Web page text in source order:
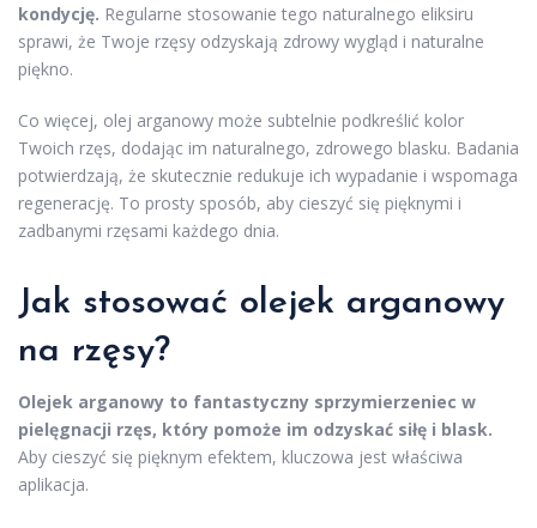
kondycję. Regularne stosowanie tego naturalnego eliksiru
sprawi, że Twoje rzęsy odzyskają zdrowy wygląd i naturalne
piękno.
Co więcej, olej arganowy może subtelnie podkreślić kolor
Twoich rzęs, dodając im naturalnego, zdrowego blasku. Badania
potwierdzają, że skutecznie redukuje ich wypadanie i wspomaga
regenerację. To prosty sposób, aby cieszyć się pięknymi i
zadbanymi rzęsami każdego dnia.
Jak stosować olejek arganowy
na rzęsy?
Olejek arganowy to fantastyczny sprzymierzeniec w
pielęgnacji rzęs, który pomoże im odzyskać siłę i blask.
Aby cieszyć się pięknym efektem, kluczowa jest właściwa
aplikacja.